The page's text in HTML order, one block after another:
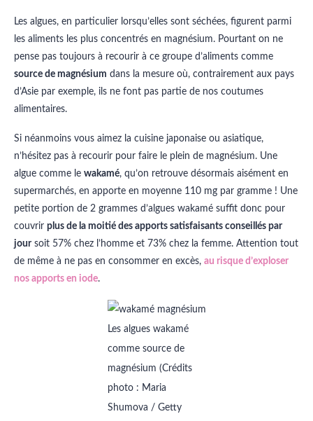
Les algues, en particulier lorsqu’elles sont séchées, figurent parmi
les aliments les plus concentrés en magnésium. Pourtant on ne
pense pas toujours à recourir à ce groupe d’aliments comme
source de magnésium dans la mesure où, contrairement aux pays
d’Asie par exemple, ils ne font pas partie de nos coutumes
alimentaires.
Si néanmoins vous aimez la cuisine japonaise ou asiatique,
n’hésitez pas à recourir pour faire le plein de magnésium. Une
algue comme le wakamé, qu’on retrouve désormais aisément en
supermarchés, en apporte en moyenne 110 mg par gramme ! Une
petite portion de 2 grammes d’algues wakamé suffit donc pour
couvrir plus de la moitié des apports satisfaisants conseillés par
joursoit 57% chez l’homme et 73% chez la femme. Attention tout
de même à ne pas en consommer en excès, au risque d’exploser
nos apports en iode.
Les algues wakamé
comme source de
magnésium (Crédits
photo : Maria
Shumova / Getty